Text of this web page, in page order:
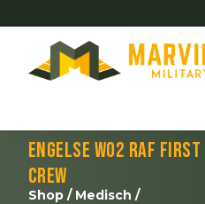
Engelse WO2 RAF
Crew
Shop / Medisch /